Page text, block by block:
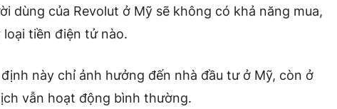
dùng của Revolut ở Mỹ sẽ không có khả năng mua,
tiền điện tử nào.
này chỉ ảnh hưởng đến nhà đầu tư ở Mỹ, còn ở
vẫn hoạt động bình thường.